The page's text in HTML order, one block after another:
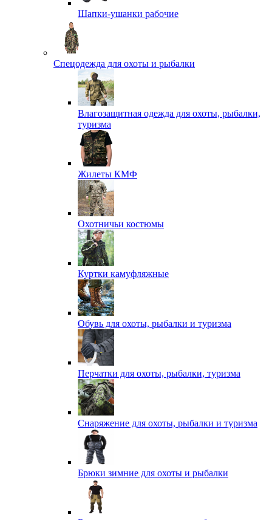
Шапки-ушанки рабочие
Спецодежда для охоты и рыбалки
Влагозащитная одежда для охоты, рыбалки,
туризма
Жилеты КМФ
Охотничьи костюмы
Куртки камуфляжные
Обувь для охоты, рыбалки и туризма
Перчатки для охоты, рыбалки, туризма
Снаряжение для охоты, рыбалки и туризма
Брюки зимние для охоты и рыбалки